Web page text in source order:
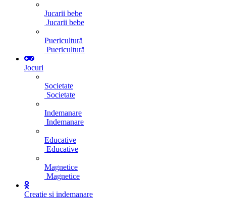
Jucarii bebe
Jucarii bebe
Puericultură
Puericultură
Jocuri
Societate
Societate
Indemanare
Indemanare
Educative
Educative
Magnetice
Magnetice
Creatie si indemanare